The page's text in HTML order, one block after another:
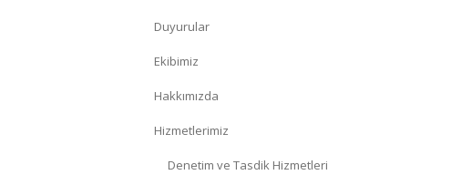
Duyurular
Ekibimiz
Hakkımızda
Hizmetlerimiz
Denetim ve Tasdik Hizmetleri